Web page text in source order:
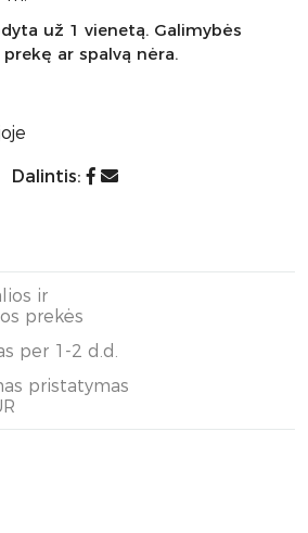
už 1 vienetą. Galimybės
ar spalvą nėra.
Dalintis:
ir
prekės
per 1-2 d.d.
pristatymas